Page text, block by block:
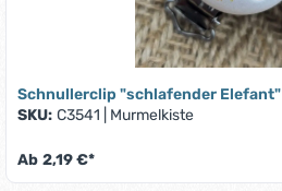
Schnullerclip "schlafender Elefant"
SKU: C3541 Murmelkiste
Ab 2,19 €*